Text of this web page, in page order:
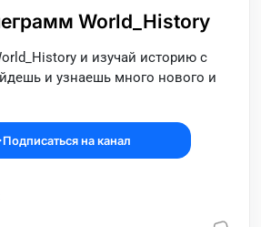
World_History
и изучай историю с
и узнаешь много нового и
Подписаться на канал